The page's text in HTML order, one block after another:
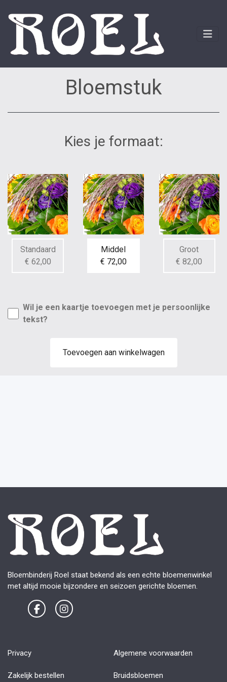
Bloemstuk
Kies je formaat:
Standaard
€ 62,00
Middel
€ 72,00
Groot
€ 82,00
Wil je een kaartje toevoegen met je persoonlijke
tekst?
Toevoegen aan winkelwagen
Bloembinderij Roel staat bekend als een echte bloemenwinkel
met altijd mooie bijzondere en seizoen gerichte bloemen.
Privacy Algemene voorwaarden
Zakelijk bestellen Bruidsbloemen